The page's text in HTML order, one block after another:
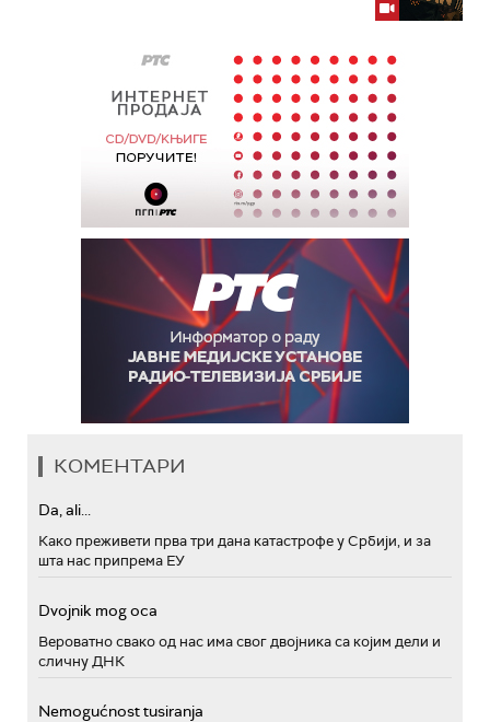
КОМЕНТАРИ
Da, ali...
Како преживети прва три дана катастрофе у Србији, и за
шта нас припрема ЕУ
Dvojnik mog oca
Вероватно свако од нас има свог двојника са којим дели и
сличну ДНК
Nemogućnost tusiranja